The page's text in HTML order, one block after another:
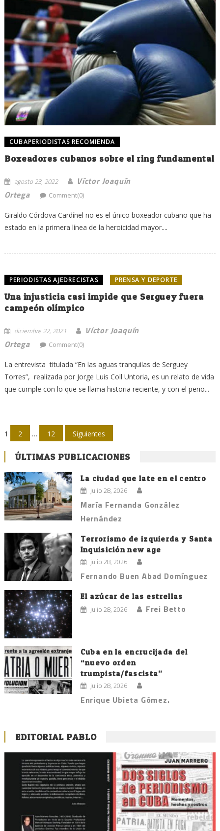
CUBAPERIODISTAS RECOMIENDA
Boxeadores cubanos sobre el ring fundamental
agosto 23, 2022
Víctor Joaquín
Ortega
Comment(0)
Giraldo Córdova Cardínel no es el único boxeador cubano que ha
estado en la primera línea de la heroicidad mayor....
PERIODISTAS AJEDRECISTAS PRENSA Y DEPORTE
Una injusticia casi impide que Serguey fuera
campeón olímpico
diciembre 22, 2021
Víctor Joaquín
Ortega
Comment(0)
La entrevista titulada “En las aguas tranquilas de Serguey
Torres”, realizada por Jorge Luis Coll Untoria, es un relato de vida
que cumple con lo que se llama historia reciente, y con el perio...
Navegación
de
entradas
1 2 … 12 Siguientes
ÚLTIMAS PUBLICACIONES
La ciudad que late en el centro
julio 28, 2026
María Fernanda González
Hernández
Terrorismo de izquierda y Santa
Inquisición new age
julio 28, 2026
Fernando Buen Abad Domínguez
El azúcar de las estrellas
julio 28, 2026 Frei Betto
Cuba en la encrucijada del
“nuevo orden
trumpista/fascista”
julio 28, 2026
Enrique Ubieta Gómez.
EDITORIAL PABLO